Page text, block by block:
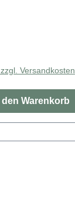
Versandkosten
den Warenkorb